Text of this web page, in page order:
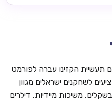
תעשיית הקזינו עברה לפורמט
לשחקנים ישראלים מגוון
משיכות מיידיות, דילרים